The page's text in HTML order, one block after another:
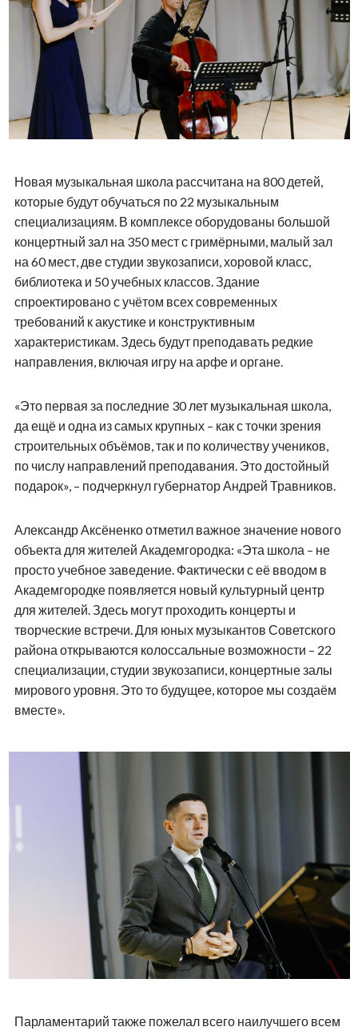
Новая музыкальная школа рассчитана на 800 детей,
которые будут обучаться по 22 музыкальным
специализациям. В комплексе оборудованы большой
концертный зал на 350 мест с гримёрными, малый зал
на 60 мест, две студии звукозаписи, хоровой класс,
библиотека и 50 учебных классов. Здание
спроектировано с учётом всех современных
требований к акустике и конструктивным
характеристикам. Здесь будут преподавать редкие
направления, включая игру на арфе и органе.
«Это первая за последние 30 лет музыкальная школа,
да ещё и одна из самых крупных – как с точки зрения
строительных объёмов, так и по количеству учеников,
по числу направлений преподавания. Это достойный
подарок», – подчеркнул губернатор Андрей Травников.
Александр Аксёненко отметил важное значение нового
объекта для жителей Академгородка: «Эта школа – не
просто учебное заведение. Фактически с её вводом в
Академгородке появляется новый культурный центр
для жителей. Здесь могут проходить концерты и
творческие встречи. Для юных музыкантов Советского
района открываются колоссальные возможности – 22
специализации, студии звукозаписи, концертные залы
мирового уровня. Это то будущее, которое мы создаём
вместе».
Парламентарий также пожелал всего наилучшего всем